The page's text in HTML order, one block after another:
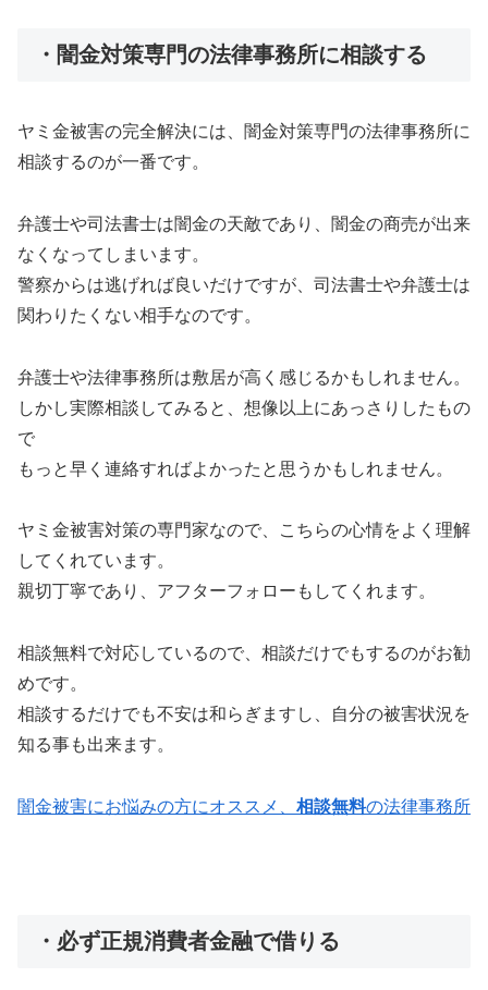
・闇金対策専門の法律事務所に相談する
ヤミ金被害の完全解決には、闇金対策専門の法律事務所に
相談するのが一番です。
弁護士や司法書士は闇金の天敵であり、闇金の商売が出来
なくなってしまいます。
警察からは逃げれば良いだけですが、司法書士や弁護士は
関わりたくない相手なのです。
弁護士や法律事務所は敷居が高く感じるかもしれません。
しかし実際相談してみると、想像以上にあっさりしたもの
で
もっと早く連絡すればよかったと思うかもしれません。
ヤミ金被害対策の専門家なので、こちらの心情をよく理解
してくれています。
親切丁寧であり、アフターフォローもしてくれます。
相談無料で対応しているので、相談だけでもするのがお勧
めです。
相談するだけでも不安は和らぎますし、自分の被害状況を
知る事も出来ます。
闇金被害にお悩みの方にオススメ、 相談無料の法律事務所
・必ず正規消費者金融で借りる